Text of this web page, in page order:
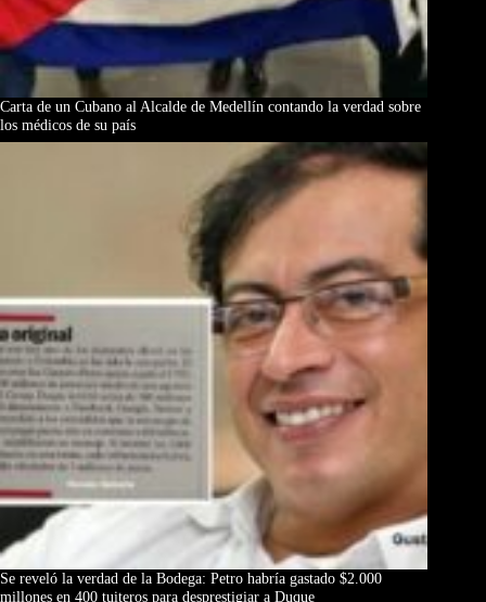
Carta de un Cubano al Alcalde de Medellín contando la verdad sobre
los médicos de su país
Se reveló la verdad de la Bodega: Petro habría gastado $2.000
millones en 400 tuiteros para desprestigiar a Duque